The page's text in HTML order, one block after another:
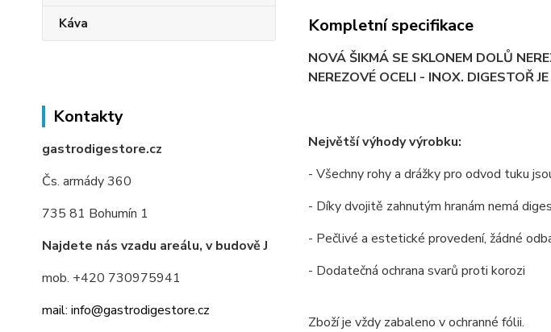
Káva
Kontakty
gastrodigestore.cz
Čs. armády 360
735 81 Bohumín 1
Najdete nás vzadu areálu, v budově J
mob. +420 730975941
mail: info@gastrodigestore.cz
Kompletní specifikace
NOVÁ ŠIKMÁ SE SKLONEM DOLŮ
NEREZOVÉ OCELI - INOX. DIGESTOŘ
Největší výhody výrobku:
- Všechny rohy a drážky pro odvod tuku
- Díky dvojitě zahnutým hranám nemá
- Pečlivé a estetické provedení, žádné
- Dodatečná ochrana svarů proti korozi
Zboží je vždy zabaleno v ochranné fólii.